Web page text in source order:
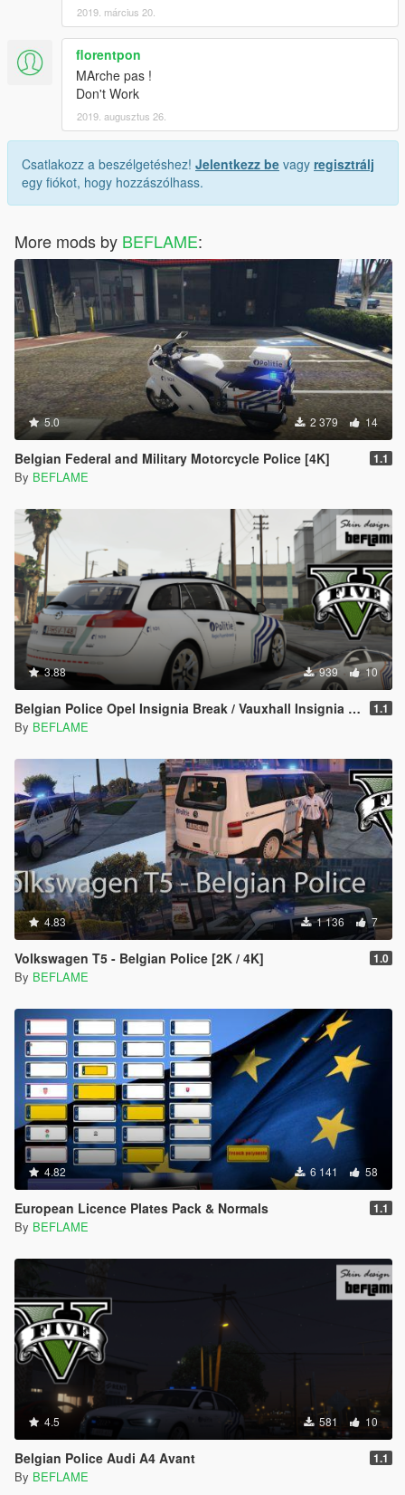
2019. március 20.
florentpon
MArche pas !
Don't Work
2019. augusztus 26.
Csatlakozz a beszélgetéshez! Jelentkezz be vagy regisztrálj
egy fiókot, hogy hozzászólhass.
More mods by BEFLAME:
5.0 2 379 14
Belgian Federal and Military Motorcycle Police [4K] 1.1
By BEFLAME
3.88 939 10
Belgian Police Opel Insignia Break / Vauxhall Insignia Estate - Lokale & Federale Politie 1.1
By BEFLAME
4.83 1 136 7
Volkswagen T5 - Belgian Police [2K / 4K] 1.0
By BEFLAME
4.82 6 141 58
European Licence Plates Pack & Normals 1.1
By BEFLAME
4.5 581 10
Belgian Police Audi A4 Avant 1.1
By BEFLAME